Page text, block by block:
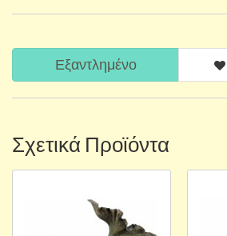
Εξαντλημένο
Σχετικά Προϊόντα